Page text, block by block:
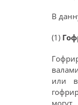
В
(1)
или в